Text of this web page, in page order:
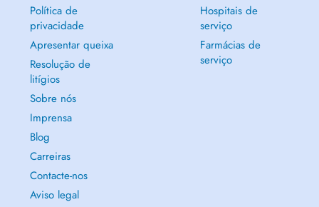
Política de
privacidade
Apresentar queixa
Resolução de
litígios
Sobre nós
Imprensa
Blog
Carreiras
Contacte-nos
Aviso legal
Hospitais de
serviço
Farmácias de
serviço